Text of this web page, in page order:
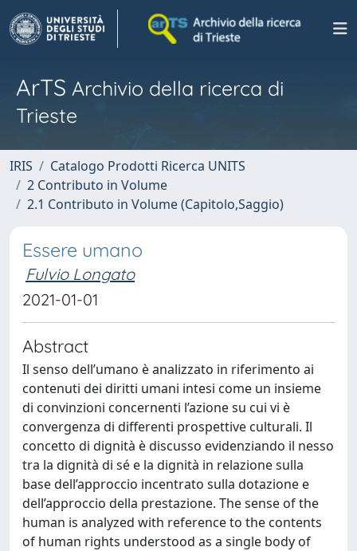
ArTS Archivio della ricerca di
Trieste
IRIS
Catalogo Prodotti Ricerca UNITS
2 Contributo in Volume
2.1 Contributo in Volume (Capitolo,Saggio)
Essere umano
Fulvio Longato
2021-01-01
Abstract
Il senso dell’umano è analizzato in riferimento ai
contenuti dei diritti umani intesi come un insieme
di convinzioni concernenti l’azione su cui vi è
convergenza di differenti prospettive culturali. Il
concetto di dignità è discusso evidenziando il nesso
tra la dignità di sé e la dignità in relazione sulla
base dell’approccio incentrato sulla dotazione e
dell’approccio della prestazione. The sense of the
human is analyzed with reference to the contents
of human rights understood as a single body of